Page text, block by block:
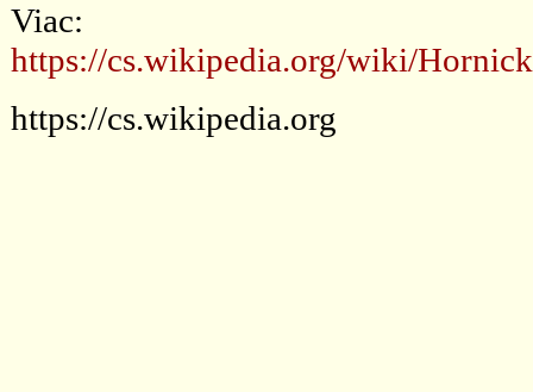
Viac:
https://cs.wikipedia.org/wiki/
https://cs.wikipedia.org